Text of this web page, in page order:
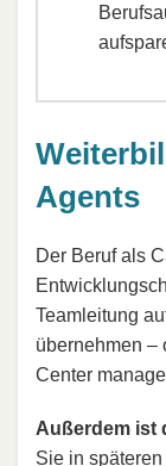
Agents
Der Beruf als
Teamleitung
übernehmen –
Center
Außerdem ist
Sie in